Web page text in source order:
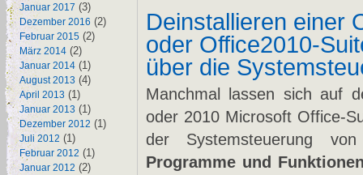
Januar 2017 (3)
Dezember 2016 (2)
Februar 2015 (2)
März 2014 (2)
Januar 2014 (1)
August 2013 (4)
April 2013 (1)
Januar 2013 (1)
Dezember 2012 (1)
Juli 2012 (1)
Februar 2012 (1)
Januar 2012 (2)
Deinstallieren einer
oder Office2010-
über die
Manchmal lassen sich auf
oder 2010 Microsoft Office-
der Systemsteuerung
Programme und